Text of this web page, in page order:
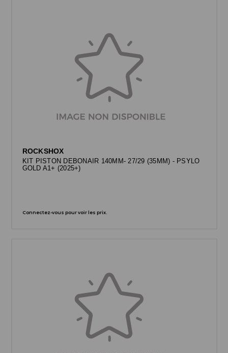
ROCKSHOX
KIT PISTON DEBONAIR 140MM- 27/29 (35MM) - PSYLO
GOLD A1+ (2025+)
Connectez-vous pour voir les prix.